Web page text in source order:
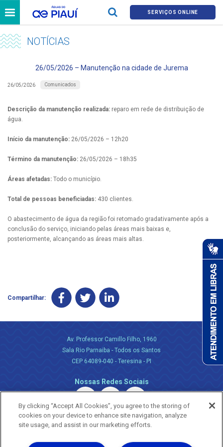
SERVIÇOS ONLINE
NOTÍCIAS
26/05/2026 – Manutenção na cidade de Jurema
26/05/2026 Comunicados
Descrição da manutenção realizada: reparo em rede de distribuição de
água.
Início da manutenção: 26/05/2026 – 12h20
Término da manutenção: 26/05/2026 – 18h35
Áreas afetadas: Todo o município.
Total de pessoas beneficiadas: 430 clientes.
O abastecimento de água da região foi retomado gradativamente após a
conclusão do serviço, iniciando pelas áreas mais baixas e,
posteriormente, alcançando as áreas mais altas.
Compartilhar:
Av. Professor Camillo Filho, 1960
Sala Rio Parnaiba - Todos os Santos
CEP 64089-040 - Teresina - PI
Nossas Redes Sociais
By clicking “Accept All Cookies”, you agree to the storing of
cookies on your device to enhance site navigation, analyze
site usage, and assist in our marketing efforts.